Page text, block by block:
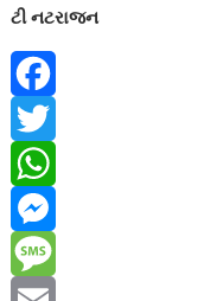
ટી નટરાજન
F
a
c
e
T
w
i
W
h
M